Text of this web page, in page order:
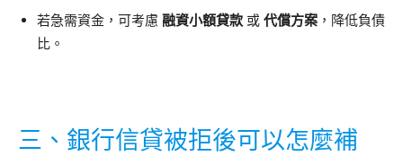
若急需資金，可考慮 融資小額貸款 或 代償方案 ，降低負債
比。
三、銀行信貸被拒後可以怎麼補